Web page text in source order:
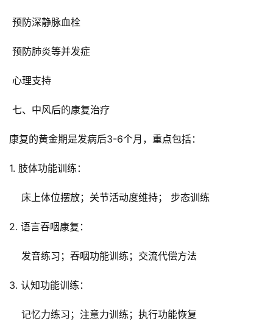
预防深静脉血栓
预防肺炎等并发症
心理支持
七、中风后的康复治疗
康复的黄金期是发病后3-6个月，重点包括：
1. 肢体功能训练：
床上体位摆放；关节活动度维持； 步态训练
2. 语言吞咽康复：
发音练习；吞咽功能训练；交流代偿方法
3. 认知功能训练：
记忆力练习；注意力训练；执行功能恢复